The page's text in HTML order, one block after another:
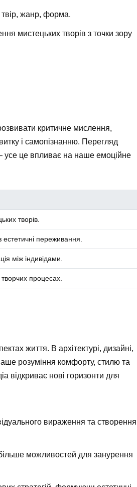
твір, жанр, форма.
мистецьких творів з точки зору
критичне мислення,
і самопізнанню. Перегляд
усе це впливає на наше емоційне
творів.
естетичні переживання.
між індивідами.
процесах.
життя. В архітектурі, дизайні,
розуміння комфорту, стилю та
відкриває нові горизонти для
вираження та створення
більше можливостей для занурення